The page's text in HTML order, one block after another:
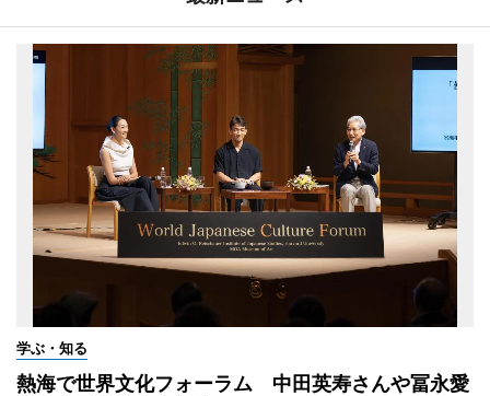
学ぶ・知る
熱海で世界文化フォーラム 中田英寿さんや冨永愛